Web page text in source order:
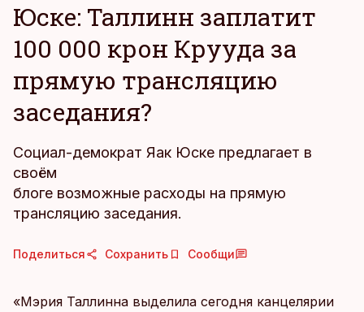
Юске: Таллинн заплатит
100 000 крон Крууда за
прямую трансляцию
заседания?
Социал-демократ Яак Юске предлагает в
своём
блоге возможные расходы на прямую
трансляцию заседания.
Поделиться Сохранить Сообщи
«Мэрия Таллинна выделила сегодня канцелярии